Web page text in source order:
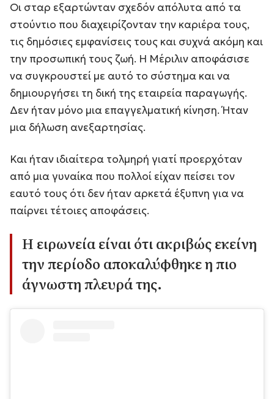
Οι σταρ εξαρτώνταν σχεδόν απόλυτα από τα
στούντιο που διαχειρίζονταν την καριέρα τους,
τις δημόσιες εμφανίσεις τους και συχνά ακόμη και
την προσωπική τους ζωή. Η Μέριλιν αποφάσισε
να συγκρουστεί με αυτό το σύστημα και να
δημιουργήσει τη δική της εταιρεία παραγωγής.
Δεν ήταν μόνο μια επαγγελματική κίνηση. Ήταν
μια δήλωση ανεξαρτησίας.
Και ήταν ιδιαίτερα τολμηρή γιατί προερχόταν
από μια γυναίκα που πολλοί είχαν πείσει τον
εαυτό τους ότι δεν ήταν αρκετά έξυπνη για να
παίρνει τέτοιες αποφάσεις.
Η ειρωνεία είναι ότι ακριβώς εκείνη
την περίοδο αποκαλύφθηκε η πιο
άγνωστη πλευρά της.